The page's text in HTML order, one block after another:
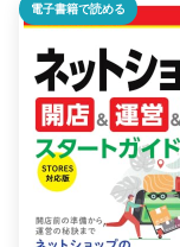
電子書籍で読める